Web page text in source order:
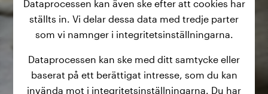
Dataprocessen kan även ske efter att cookies har
ställts in. Vi delar dessa data med tredje parter
som vi namnger i integritetsinställningarna.
Dataprocessen kan ske med ditt samtycke eller
baserat på ett berättigat intresse, som du kan
invända mot i integritetsinställningarna. Du har